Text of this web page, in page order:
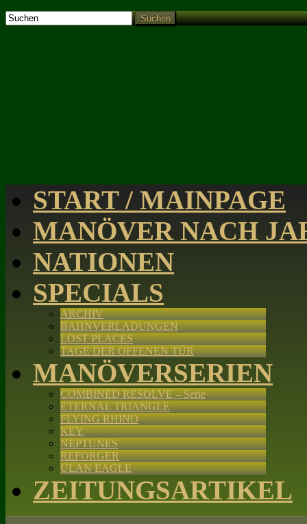
Suchen
START / MAINPAGE
MANÖVER NACH
NATIONEN
SPECIALS
ARCHIV
BAHNVERLADUNGEN
LOST PLACES
TAGE DER OFFENEN TÜR
MANÖVERSERIEN
COMBINED RESOLVE – Serie
ETERNAL TRIANGLE
FLYING RHINO
KEY
NEPTUNES
REFORGER
ULAN EAGLE
ZEITUNGSARTIKEL